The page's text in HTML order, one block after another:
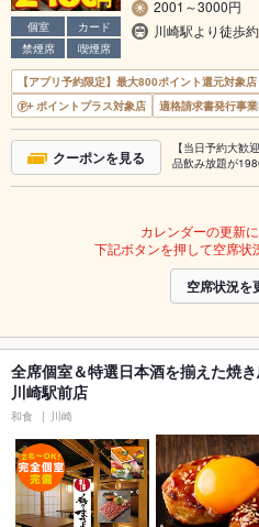
個室
カード
禁煙席
喫煙席
2001～3000円
川崎駅より徒歩
【アプリ予約限定】最大800ポイント還元対象店
ポイントプラス対象店
適格請求書発行事
クーポンを見る
【当日予約大
品飲み放題が
カレンダーの更新
下記ボタンを押して空席状
空席状況を
全席個室＆特選日本酒を揃えた焼
川崎駅前店
和食 川崎